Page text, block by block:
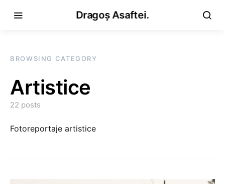
Dragoș Asaftei.
BROWSING CATEGORY
Artistice
22 posts
Fotoreportaje artistice